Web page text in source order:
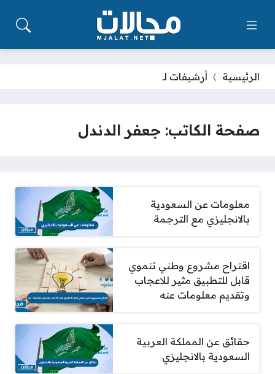
الرئيسية أرشيفات لـ
صفحة الكاتب: جعفر الدندل
معلومات عن السعودية
بالانجليزي مع الترجمة
اقتراح مشروع وطني تنموي
قابل للتطبيق مثير للاعجاب
وتقديم معلومات عنه
حقائق عن المملكة العربية
السعودية بالانجليزي